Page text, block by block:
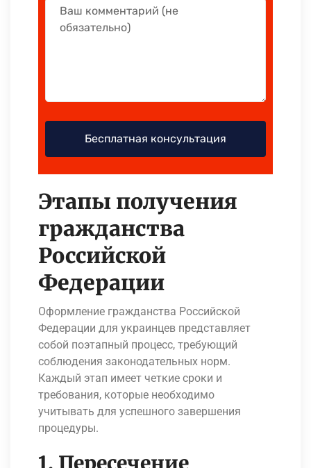
Этапы получения
гражданства
Российской
Федерации
Оформление гражданства Российской
Федерации для украинцев представляет
собой поэтапный процесс, требующий
соблюдения законодательных норм.
Каждый этап имеет четкие сроки и
требования, которые необходимо
учитывать для успешного завершения
процедуры.